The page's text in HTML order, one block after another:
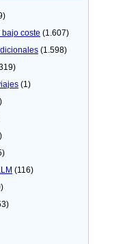
coste (1.607)
(1.598)
(1)
(116)